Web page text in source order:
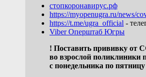
стопкоронавирус.рф
https://myopenugra.ru/news/
https://t.me/ugra_official -
Viber Оперштаб Югры
! Поставить прививку от
во взрослой поликлиники
с понедельника по пятницу